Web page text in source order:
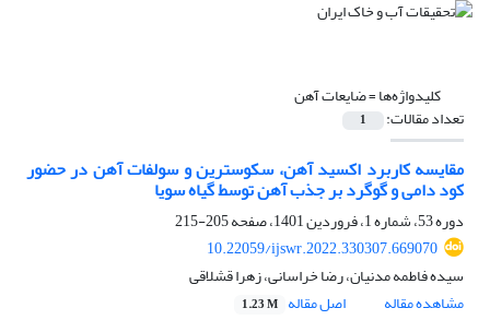
کلیدواژه‌ها =ضایعات آهن
تعداد مقالات: 1
مقایسه کاربرد اکسید آهن، سکوسترین و سولفات آهن در حضور
کود دامی و گوگرد بر جذب آهن توسط گیاه سویا
دوره 53، شماره 1، فروردین 1401، صفحه
205-215
10.22059/ijswr.2022.330307.669070
سیده فاطمه مدنیان، رضا خراسانی، زهرا قشلاقی
مشاهده مقاله
اصل مقاله 1.23 M